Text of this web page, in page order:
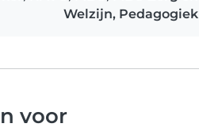
Welzijn, Pedagogiek
voor